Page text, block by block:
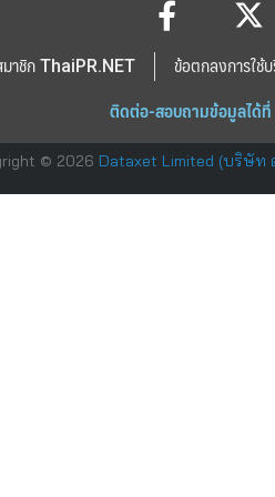
มาชิก ThaiPR.NET ข้อตกลงการใช้
ติดต่อ-สอบถามข้อมูลได้ที่
© 2026 Dataxet Limited (บริษัท